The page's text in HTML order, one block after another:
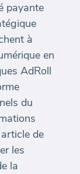
payante
à
en
AdRoll
du
de
les
la